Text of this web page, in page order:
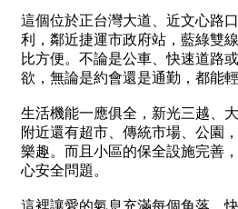
台東縣
花蓮縣
樓層
不拘
3樓